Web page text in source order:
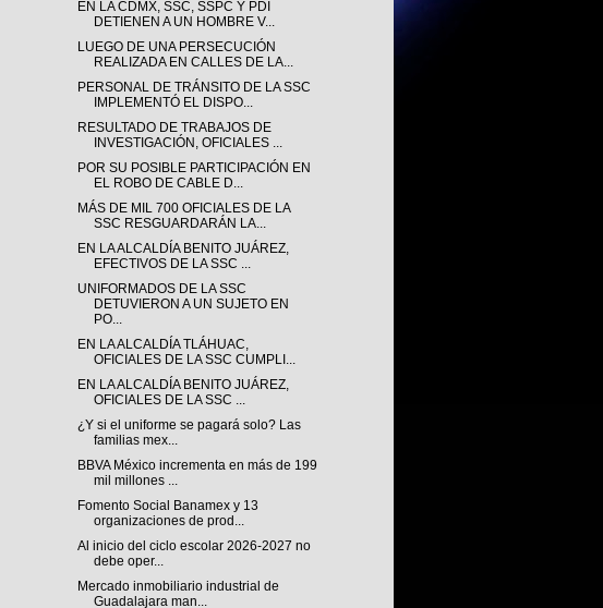
EN LA CDMX, SSC, SSPC Y PDI
DETIENEN A UN HOMBRE V...
LUEGO DE UNA PERSECUCIÓN
REALIZADA EN CALLES DE LA...
PERSONAL DE TRÁNSITO DE LA SSC
IMPLEMENTÓ EL DISPO...
RESULTADO DE TRABAJOS DE
INVESTIGACIÓN, OFICIALES ...
POR SU POSIBLE PARTICIPACIÓN EN
EL ROBO DE CABLE D...
MÁS DE MIL 700 OFICIALES DE LA
SSC RESGUARDARÁN LA...
EN LA ALCALDÍA BENITO JUÁREZ,
EFECTIVOS DE LA SSC ...
UNIFORMADOS DE LA SSC
DETUVIERON A UN SUJETO EN
PO...
EN LA ALCALDÍA TLÁHUAC,
OFICIALES DE LA SSC CUMPLI...
EN LA ALCALDÍA BENITO JUÁREZ,
OFICIALES DE LA SSC ...
¿Y si el uniforme se pagará solo? Las
familias mex...
BBVA México incrementa en más de 199
mil millones ...
Fomento Social Banamex y 13
organizaciones de prod...
Al inicio del ciclo escolar 2026-2027 no
debe oper...
Mercado inmobiliario industrial de
Guadalajara man...